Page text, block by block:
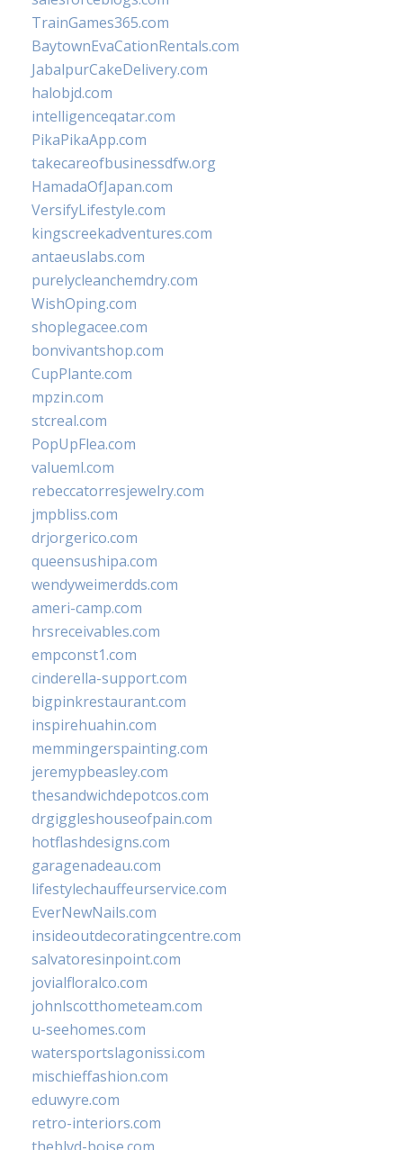
TrainGames365.com
BaytownEvaCationRentals.com
JabalpurCakeDelivery.com
halobjd.com
intelligenceqatar.com
PikaPikaApp.com
takecareofbusinessdfw.org
HamadaOfJapan.com
VersifyLifestyle.com
kingscreekadventures.com
antaeuslabs.com
purelycleanchemdry.com
WishOping.com
shoplegacee.com
bonvivantshop.com
CupPlante.com
mpzin.com
stcreal.com
PopUpFlea.com
valueml.com
rebeccatorresjewelry.com
jmpbliss.com
drjorgerico.com
queensushipa.com
wendyweimerdds.com
ameri-camp.com
hrsreceivables.com
empconst1.com
cinderella-support.com
bigpinkrestaurant.com
inspirehuahin.com
memmingerspainting.com
jeremypbeasley.com
thesandwichdepotcos.com
drgiggleshouseofpain.com
hotflashdesigns.com
garagenadeau.com
lifestylechauffeurservice.com
EverNewNails.com
insideoutdecoratingcentre.com
salvatoresinpoint.com
jovialfloralco.com
johnlscotthometeam.com
u-seehomes.com
watersportslagonissi.com
mischieffashion.com
eduwyre.com
retro-interiors.com